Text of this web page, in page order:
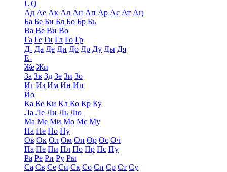
L Q
Ад Ае Ак Ал Ан Ап Ар Ас Ат Ац
Ба Бе Би Бл Бо Бр Бь
Ва Ве Ви Во
Га Ге Ги Гл Го Гр
Д- Да Де Ди До Др Ду Ды Дя
Е-
Же Жи
За Зв Зд Зе Зи Зо
Иг Из Им Ин Ип
Йо
Ка Ке Ки Кл Ко Кр Ку
Ла Ле Ли Ль Лю
Ма Ме Ми Мо Мс Му
На Не Но Ну
Ов Ок Ол Ом Оп Ор Ос Оч
Па Пе Пи Пл По Пр Пс Пу
Ра Ре Ри Ру Ры
Са Св Се Си Ск Со Сп Ср Ст Су